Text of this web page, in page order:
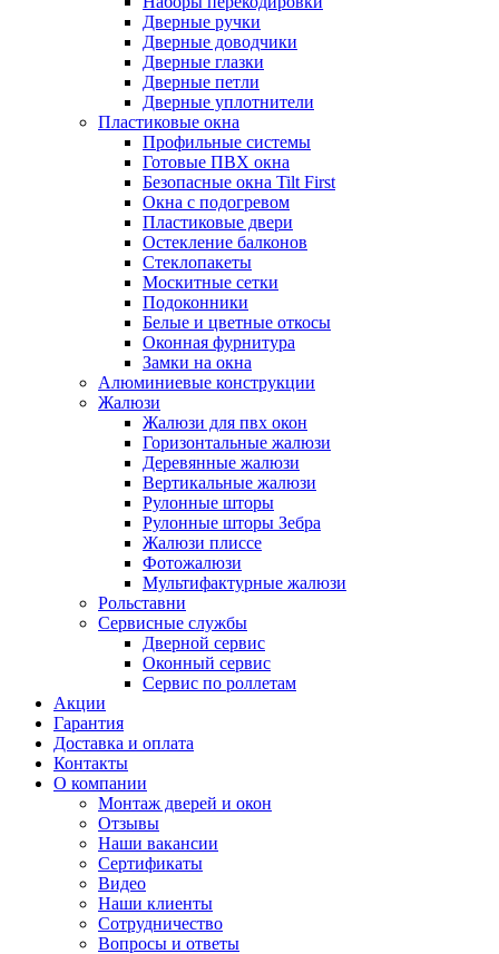
Дверные ручки
Дверные доводчики
Дверные глазки
Дверные петли
Дверные уплотнители
Пластиковые окна
Профильные системы
Готовые ПВХ окна
Безопасные окна Tilt First
Окна с подогревом
Пластиковые двери
Остекление балконов
Стеклопакеты
Москитные сетки
Подоконники
Белые и цветные откосы
Оконная фурнитура
Замки на окна
Алюминиевые конструкции
Жалюзи
Жалюзи для пвх окон
Горизонтальные жалюзи
Деревянные жалюзи
Вертикальные жалюзи
Рулонные шторы
Рулонные шторы Зебра
Жалюзи плиссе
Фотожалюзи
Мультифактурные жалюзи
Рольставни
Сервисные службы
Дверной сервис
Оконный сервис
Сервис по роллетам
Акции
Гарантия
Доставка и оплата
Контакты
О компании
Монтаж дверей и окон
Отзывы
Наши вакансии
Сертификаты
Видео
Наши клиенты
Сотрудничество
Вопросы и ответы